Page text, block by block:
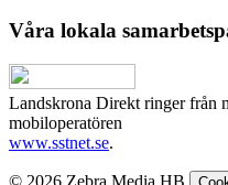
Våra lokala
Landskrona Direkt ringer från
mobiloperatören
www.sstnet.se.
© 2026 Zebra Media HB